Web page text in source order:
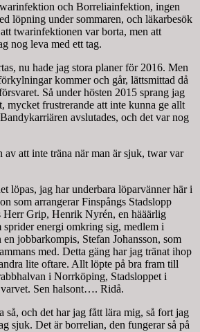
och Borreliainfektion, ingen
löpning under sommaren, och läkarbesök
twarinfektionen var borta, men att
nog leva med ett tag.
nu hade jag stora planer för 2016. Men
kommer och går, lättsmittad då
Så under hösten 2015 sprang jag
mycket frustrerande att inte kunna ge allt
avslutades, och det var nog
att inte träna när man är sjuk, twar var
löpas, jag har underbara löparvänner här i
som arrangerar Finspångs Stadslopp
Herr Grip, Henrik Nyrén, en hääärlig
energi omkring sig, medlem i
jobbarkompis, Stefan Johansson, som
med. Detta gäng har jag tränat ihop
lite oftare. Allt löpte på bra fram till
i Norrköping, Stadsloppet i
Sen halsont…. Ridå.
så, och det har jag fått lära mig, så fort jag
sjuk. Det är borrelian, den fungerar så på